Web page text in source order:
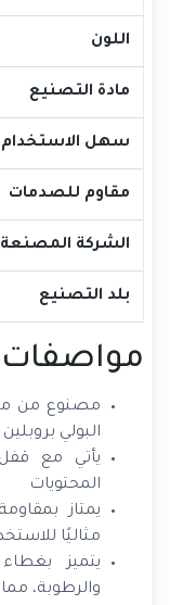
اللون
مادة التصنيع
سهل الاستخدام
مقاوم للصدمات
الشركة المصنعة
بلد التصنيع
مواصفات
مصنوع من
البولي بروبلين
يأتي مع
المحتويات
يمتاز
مثاليًا
يتميز
والرطوبة،